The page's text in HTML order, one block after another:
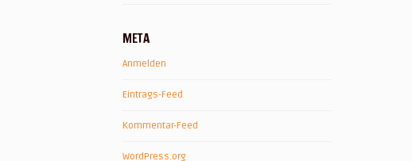
META
Anmelden
Eintrags-Feed
Kommentar-Feed
WordPress.org